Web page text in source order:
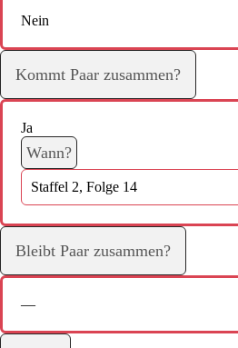
Nein
Kommt Paar zusammen?
Ja
Wann?
Staffel 2, Folge 14
Bleibt Paar zusammen?
—